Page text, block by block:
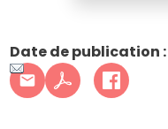
Date de publication